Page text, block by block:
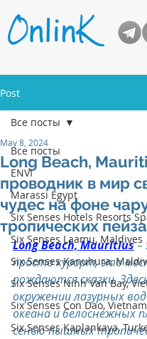
Post
Все посты
ENVI
Marassi Egypt
Six Senses Hotels Resorts
Six Senses Laamu, Maldives
Six Senses Kanuhura,
Six Senses Ninh Van Bay,
Six Senses Con Dao, Vietnam
Six Senses Kaplankaya,
Все посты
Long Beach,
проводник в мир
чудес на фоне
тропических
May 8, 2024
Long Beach, Mauritius –
просто курорт, это
рождаются сказки.
окружении лазурных
океана и белоснежных
сенью пышных